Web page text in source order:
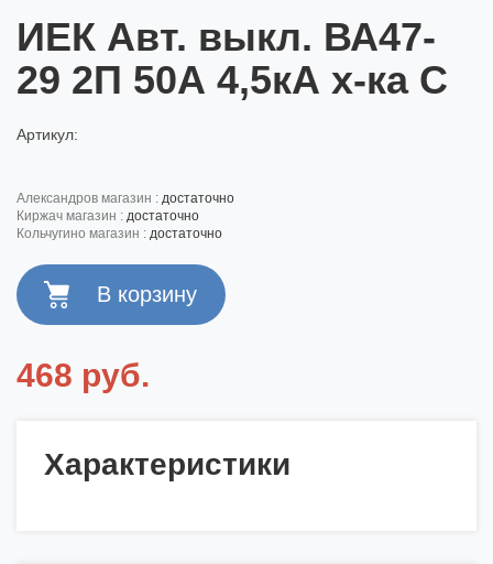
ИЕК Авт. выкл. ВА47-
29 2П 50А 4,5кА х-ка С
Артикул:
александров магазин : достаточно
киржач магазин : достаточно
кольчугино магазин : достаточно
468 руб.
Характеристики